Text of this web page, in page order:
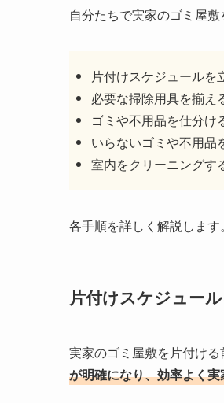
自分たちで実家のゴミ屋敷
片付けスケジュールを
必要な掃除用具を揃え
ゴミや不用品を仕分け
いらないゴミや不用品
室内をクリーニングす
各手順を詳しく解説します。
片付けスケジュー
実家のゴミ屋敷を片付ける
が明確になり、効率よく